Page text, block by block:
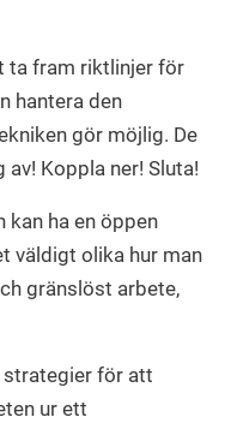
ta fram riktlinjer för
hantera den
gör möjlig. De
Koppla ner! Sluta!
kan ha en öppen
väldigt olika hur man
gränslöst arbete,
strategier för att
ur ett